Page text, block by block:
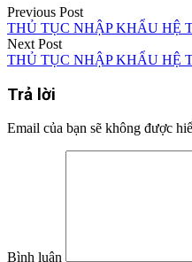
Previous Post
THỦ TỤC NHẬP KHẨU HỆ
Next Post
THỦ TỤC NHẬP KHẨU HỆ
Trả lời
Email của bạn sẽ không được
Bình luận